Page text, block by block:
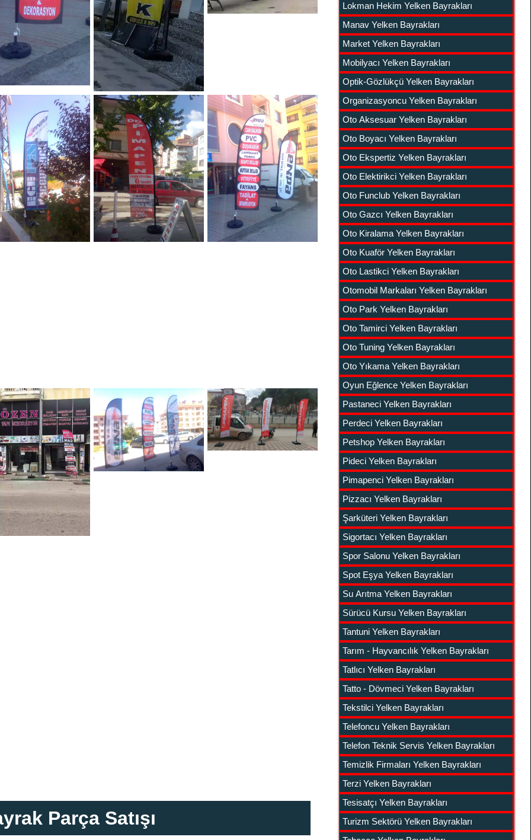
Parça Satışı
Lokman Hekim Yelken Bayrakları
Manav Yelken Bayrakları
Market Yelken Bayrakları
Mobilyacı Yelken Bayrakları
Optik-Gözlükçü Yelken Bayrakları
Organizasyoncu Yelken Bayrakları
Oto Aksesuar Yelken Bayrakları
Oto Boyacı Yelken Bayrakları
Oto Ekspertiz Yelken Bayrakları
Oto Elektirikci Yelken Bayrakları
Oto Funclub Yelken Bayrakları
Oto Gazcı Yelken Bayrakları
Oto Kiralama Yelken Bayrakları
Oto Kuaför Yelken Bayrakları
Oto Lastikci Yelken Bayrakları
Otomobil Markaları Yelken Bayrakları
Oto Park Yelken Bayrakları
Oto Tamirci Yelken Bayrakları
Oto Tuning Yelken Bayrakları
Oto Yıkama Yelken Bayrakları
Oyun Eğlence Yelken Bayrakları
Pastaneci Yelken Bayrakları
Perdeci Yelken Bayrakları
Petshop Yelken Bayrakları
Pideci Yelken Bayrakları
Pimapenci Yelken Bayrakları
Pizzacı Yelken Bayrakları
Şarküteri Yelken Bayrakları
Sigortacı Yelken Bayrakları
Spor Salonu Yelken Bayrakları
Spot Eşya Yelken Bayrakları
Su Arıtma Yelken Bayrakları
Sürücü Kursu Yelken Bayrakları
Tantuni Yelken Bayrakları
Tarım - Hayvancılık Yelken Bayrakları
Tatlıcı Yelken Bayrakları
Tatto - Dövmeci Yelken Bayrakları
Tekstilci Yelken Bayrakları
Telefoncu Yelken Bayrakları
Telefon Teknik Servis Yelken Bayrakları
Temizlik Firmaları Yelken Bayrakları
Terzi Yelken Bayrakları
Tesisatçı Yelken Bayrakları
Turizm Sektörü Yelken Bayrakları